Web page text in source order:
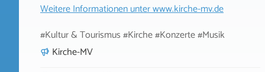
Weitere Informationen unterwww.kirche-mv.de
#Kultur & Tourismus #Kirche #Konzerte #Musik
Kirche-MV